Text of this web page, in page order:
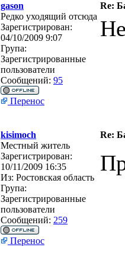
gason
Re:
Редко уходящий отсюда
Зарегистрирован:
04/10/2009 9:07
Група:
Зарегистрированные
пользователи
Сообщений: 95
Перенос
kisimoch
Re:
Местный житель
Зарегистрирован:
10/11/2009 16:35
Из: Ростовская область
Група:
Зарегистрированные
пользователи
Сообщений: 259
Перенос